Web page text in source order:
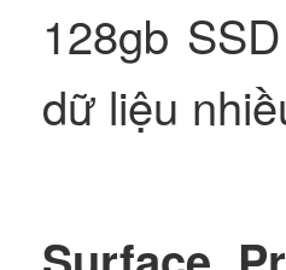
128gb
dữ liệu